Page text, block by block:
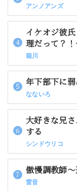
アンノアンズ
イケオジ彼
理だって？
箱川
年下部下に
なないろ
大好きな兄
する
シンドウリコ
傲慢調教師
雷音